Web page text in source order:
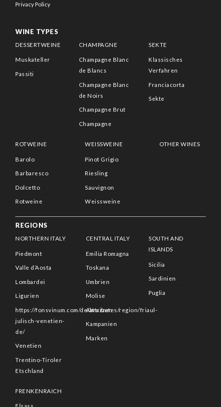
Privacy Policy
WINE TYPES
DESSERTWEINE
Muskateller
Passiti
CHAMPAGNE
Champagne Blanc
de Blancs
Champagne Blanc
de Noirs
Champagne Brut
Champagne
SEKTE
Klassisches
Verfahren
Franciacorta
Sekte
ROTWEINE
Barolo
Barbaresco
Dolcetto
Rotweine
WEISSWEINE
Pinot Grigio
Riesling
Sauvignon
Weissweine
OTHER WINES
REGIONS
NORTHERN ITALY
Piedmont
Valle d’Aosta
Lombardei
Ligurien
https://fonsvinum.com/de/attributes/region/friaul-
julisch-venetien-
de/
Venetien
Trentino-Tiroler
Etschland
CENTRAL ITALY
Emilia Romagna
Toskana
Umbrien
Molise
Abruzzen
Kampanien
Marken
SOUTH AND
ISLANDS
Sicilia
Sardinien
Puglia
FRENKENRAICH